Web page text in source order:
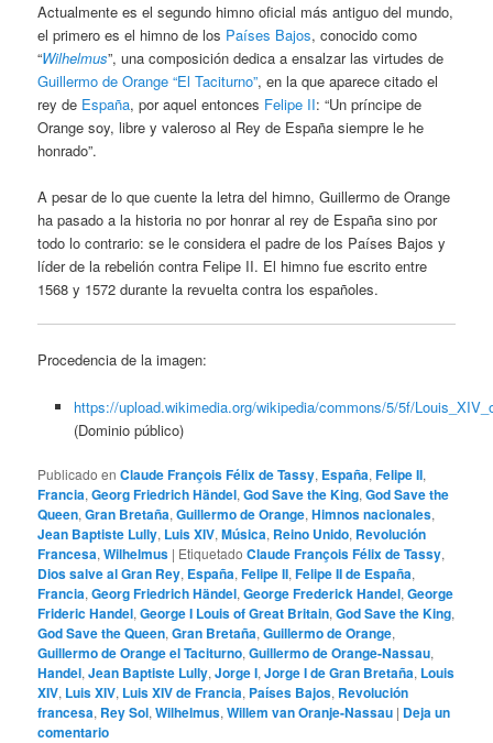
Actualmente es el segundo himno oficial más antiguo del mundo,
el primero es el himno de los Países Bajos, conocido como
“Wilhelmus”, una composición dedica a ensalzar las virtudes de
Guillermo de Orange “El Taciturno”, en la que aparece citado el
rey de España, por aquel entonces Felipe II: “Un príncipe de
Orange soy, libre y valeroso al Rey de España siempre le he
honrado”.
A pesar de lo que cuente la letra del himno, Guillermo de Orange
ha pasado a la historia no por honrar al rey de España sino por
todo lo contrario: se le considera el padre de los Países Bajos y
líder de la rebelión contra Felipe II. El himno fue escrito entre
1568 y 1572 durante la revuelta contra los españoles.
Procedencia de la imagen:
https://upload.wikimedia.org/wikipedia/commons/5/5f/
(Dominio público)
Publicado en Claude François Félix de Tassy, España,Felipe II,
Francia,Georg Friedrich Händel,God Save the King,God Save the
Queen,Gran Bretaña,Guillermo de Orange,Himnos nacionales,
Jean Baptiste Lully, Luis XIV,Música, Reino Unido, Revolución
Francesa,Wilhelmus | Etiquetado Claude François Félix de Tassy,
Dios salve al Gran Rey, España,Felipe II,Felipe II de España,
Francia,Georg Friedrich Händel,George Frederick Handel,George
Frideric Handel,George I Louis of Great Britain,God Save the King,
God Save the Queen,Gran Bretaña,Guillermo de Orange,
Guillermo de Orange el Taciturno,Guillermo de Orange-Nassau,
Handel,Jean Baptiste Lully,Jorge I,Jorge I de Gran Bretaña, Louis
XIV, Luis XIV, Luis XIV de Francia, Países Bajos, Revolución
francesa, Rey Sol,Wilhelmus,Willem van Oranje-Nassau | Deja un
comentario